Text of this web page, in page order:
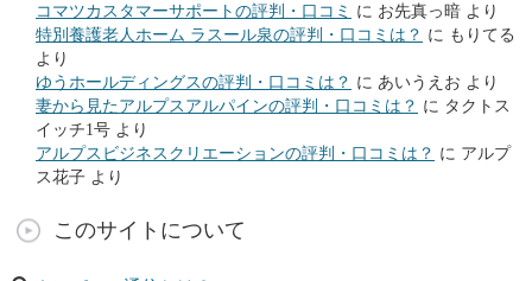
コマツカスタマーサポートの評判・口コミ に お先真っ暗 より
特別養護老人ホーム ラスール泉の評判・口コミは？ に もりてる
より
ゆうホールディングスの評判・口コミは？ に あいうえお より
妻から見たアルプスアルパインの評判・口コミは？ に タクトス
イッチ1号 より
アルプスビジネスクリエーションの評判・口コミは？ に アルプ
ス花子 より
このサイトについて